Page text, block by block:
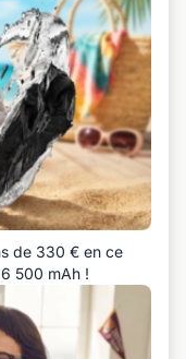
de 330 € en ce
500 mAh !